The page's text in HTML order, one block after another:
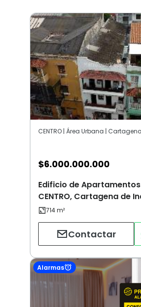
$6.000.000.000
Edificio de
CENTRO, Cartagena de
Contactar
Alarmas